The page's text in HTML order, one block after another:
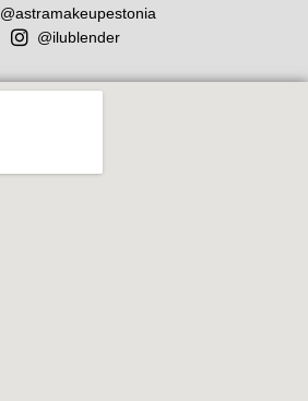
@astramakeupestonia
@ilublender